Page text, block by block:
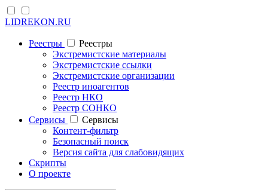
LIDREKON.RU
Реестры
Реестры
Экстремистские материалы
Экстремистские ссылки
Экстремистские организации
Реестр иноагентов
Реестр НКО
Реестр СОНКО
Cервисы
Cервисы
Контент-фильтр
Безопасный поиск
Версия сайта для слабовидящих
Скрипты
О проекте